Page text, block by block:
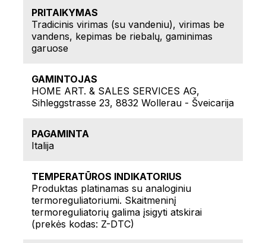
PRITAIKYMAS
Tradicinis virimas (su vandeniu), virimas be
vandens, kepimas be riebalų, gaminimas
garuose
GAMINTOJAS
HOME ART. & SALES SERVICES AG,
Sihleggstrasse 23, 8832 Wollerau - Šveicarija
PAGAMINTA
Italija
TEMPERATŪROS INDIKATORIUS
Produktas platinamas su analoginiu
termoreguliatoriumi. Skaitmeninį
termoreguliatorių galima įsigyti atskirai
(prekės kodas: Z-DTC)